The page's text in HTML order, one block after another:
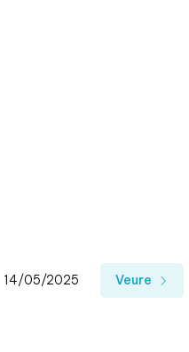
14/05/2025 Veure